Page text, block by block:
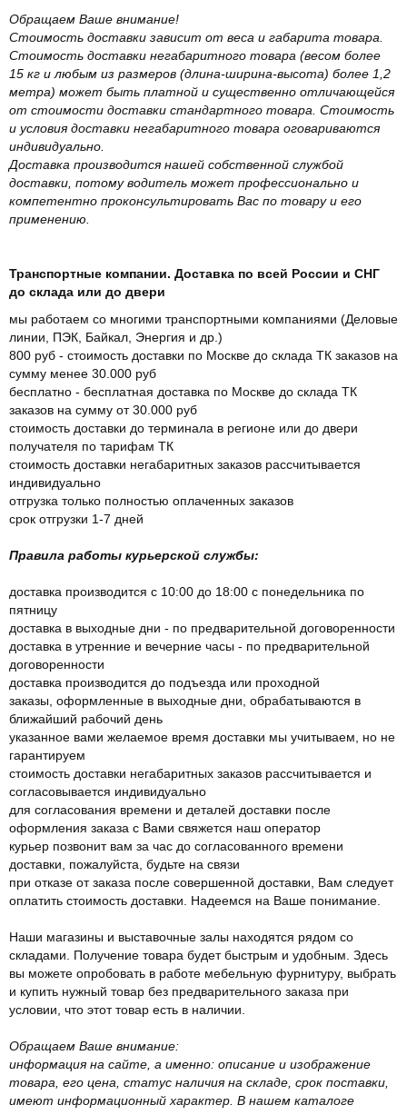
Обращаем Ваше внимание!
Стоимость доставки зависит от веса и габарита товара.
Стоимость доставки негабаритного товара (весом более
15 кг и любым из размеров (длина-ширина-высота) более 1,2
метра) может быть платной и существенно отличающейся
от стоимости доставки стандартного товара. Стоимость
и условия доставки негабаритного товара оговариваются
индивидуально.
Доставка производится нашей собственной службой
доставки, потому водитель может профессионально и
компетентно проконсультировать Вас по товару и его
применению.
Транспортные компании. Доставка по всей России и СНГ
до склада или до двери
мы работаем со многими транспортными компаниями (Деловые
линии, ПЭК, Байкал, Энергия и др.)
800 руб - стоимость доставки по Москве до склада ТК заказов на
сумму менее 30.000 руб
бесплатно - бесплатная доставка по Москве до склада ТК
заказов на сумму от 30.000 руб
стоимость доставки до терминала в регионе или до двери
получателя по тарифам ТК
стоимость доставки негабаритных заказов рассчитывается
индивидуально
отгрузка только полностью оплаченных заказов
срок отгрузки 1-7 дней
Правила работы курьерской службы:
доставка производится с 10:00 до 18:00 с понедельника по
пятницу
доставка в выходные дни - по предварительной договоренности
доставка в утренние и вечерние часы - по предварительной
договоренности
доставка производится до подъезда или проходной
заказы, оформленные в выходные дни, обрабатываются в
ближайший рабочий день
указанное вами желаемое время доставки мы учитываем, но не
гарантируем
стоимость доставки негабаритных заказов рассчитывается и
согласовывается индивидуально
для согласования времени и деталей доставки после
оформления заказа с Вами свяжется наш оператор
курьер позвонит вам за час до согласованного времени
доставки, пожалуйста, будьте на связи
при отказе от заказа после совершенной доставки, Вам следует
оплатить стоимость доставки. Надеемся на Ваше понимание.
Наши магазины и выставочные залы находятся рядом со
складами. Получение товара будет быстрым и удобным. Здесь
вы можете опробовать в работе мебельную фурнитуру, выбрать
и купить нужный товар без предварительного заказа при
условии, что этот товар есть в наличии.
Обращаем Ваше внимание:
информация на сайте, а именно: описание и изображение
товара, его цена, статус наличия на складе, срок поставки,
имеют информационный характер. В нашем каталоге